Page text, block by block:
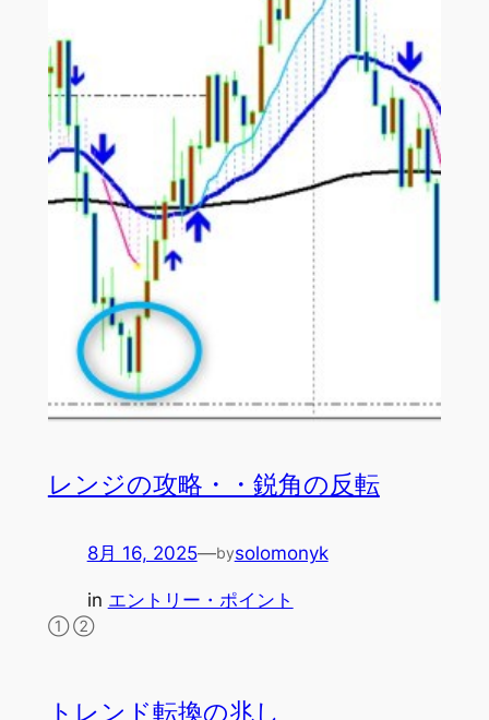
レンジの攻略・・鋭角の反転
8月 16, 2025—bysolomonyk
in エントリー・ポイント
① ②
トレンド転換の兆し